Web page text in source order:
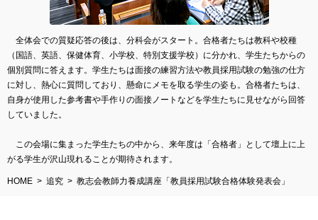
全体会での質疑応答の後は、分科会がスタート。合格者たちは教科や校種
（国語、英語、保健体育、小学校、特別支援学校）に分かれ、学生たちからの
個別質問に答えます。学生たちは面接の練習方法や教員採用試験の勉強の仕方
に対し、熱心に質問しており、懸命にメモを取る学生の姿も。合格者たちは、
自身が使用した参考書や手作りの面接ノートなどを学生たちに見せながら回答
していました。
この会場に集まった学生たちの中から、来年度は「合格者」として壇上に上
がる学生が沢山現れることが期待されます。
HOME 追究 教志会教師力養成講座「教員採用試験合格体験発表会」